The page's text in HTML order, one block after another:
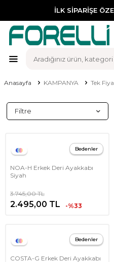
İLK SİPARİŞE
Anasayfa KAMPANYA Tek
Filtre
Bedenler
NOA-H Erkek Deri Ayakkabı
Siyah
3.745,00TL
2.495,00 TL -%33
Bedenler
COSTA-G Erkek Deri Ayakkabı